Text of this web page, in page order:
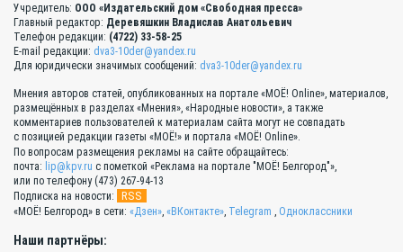
Учредитель: ООО «Издательский дом «Свободная пресса»
Главный редактор: Деревяшкин Владислав Анатольевич
Телефон редакции: (4722) 33-58-25
E-mail редакции: dva3-10der@yandex.ru
Для юридически значимых сообщений: dva3-10der@yandex.ru
Мнения авторов статей, опубликованных на портале «МОЁ! Online», материалов,
размещённых в разделах «Мнения», «Народные новости», а также
комментариев пользователей к материалам сайта могут не совпадать
с позицией редакции газеты «МОЁ!» и портала «МОЁ! Online».
По вопросам размещения рекламы на сайте обращайтесь:
почта: lip@kpv.ru с пометкой «Реклама на портале "МОЁ! Белгород"»,
или по телефону (473) 267-94-13
Подписка на новости:
RSS
«МОЁ! Белгород» в сети: «Дзен» «ВКонтакте» Telegram Одноклассники
Наши партнёры: